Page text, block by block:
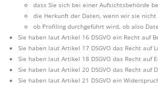
dass Sie sich bei einer Aufsichtsbehörde
die Herkunft der Daten, wenn wir sie
ob Profiling durchgeführt wird, ob also
Sie haben laut Artikel 16 DSGVO ein Recht
Sie haben laut Artikel 17 DSGVO das Recht auf
Sie haben laut Artikel 18 DSGVO das Recht
Sie haben laut Artikel 20 DSGVO das Recht
Sie haben laut Artikel 21 DSGVO ein